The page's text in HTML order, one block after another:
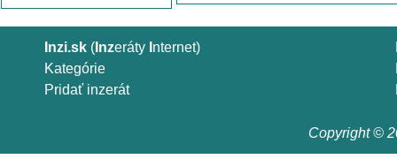
Inzi.sk ( Inzeráty nternet)
Kategórie
Pridať inzerát
Copyright ©